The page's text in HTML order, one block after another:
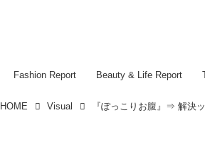
Fashion Report Beauty & Life Report
HOME Visual